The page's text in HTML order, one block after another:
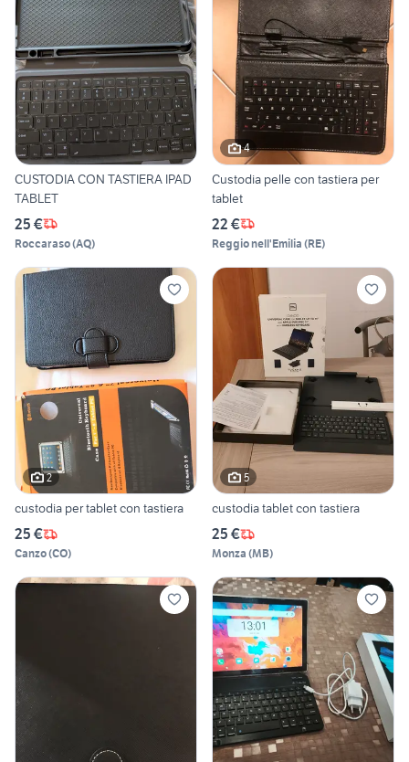
CUSTODIA CON TASTIERA IPAD
TABLET
25 €
Roccaraso(AQ)
4
Custodia pelle con tastiera per
tablet
22 €
Reggio nell'Emilia (RE)
2
custodia per tablet con tastiera
25 €
Canzo(CO)
5
custodia tablet con tastiera
25 €
Monza (MB)